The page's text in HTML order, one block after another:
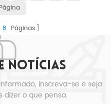
8 Páginas
NOTÍCIAS
inscreva-se e seja
o que pensa.